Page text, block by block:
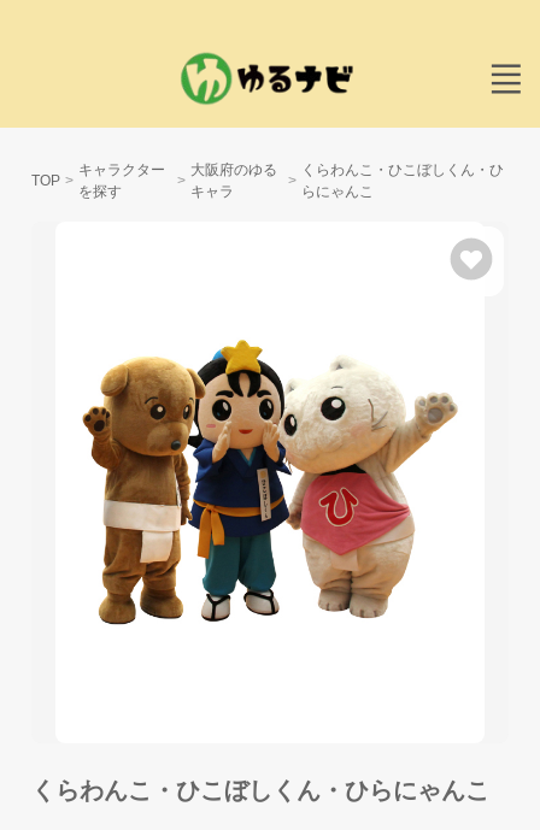
TOP
キャラクター
を探す
大阪府のゆる
キャラ
くらわんこ・ひこぼしくん・ひ
らにゃんこ
くらわんこ・ひこぼしくん・ひらにゃんこ